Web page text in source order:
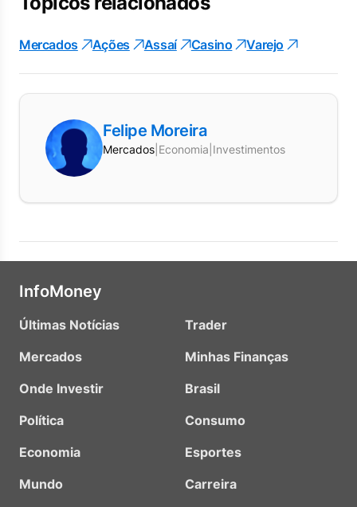
Mercados Ações Assaí Casino Varejo
Felipe Moreira
Mercados Economia Investimentos
InfoMoney
Últimas Notícias
Mercados
Onde Investir
Política
Economia
Mundo
Trader
Minhas Finanças
Brasil
Consumo
Esportes
Carreira